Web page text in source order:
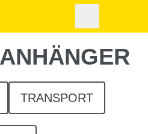
TRANSPORT